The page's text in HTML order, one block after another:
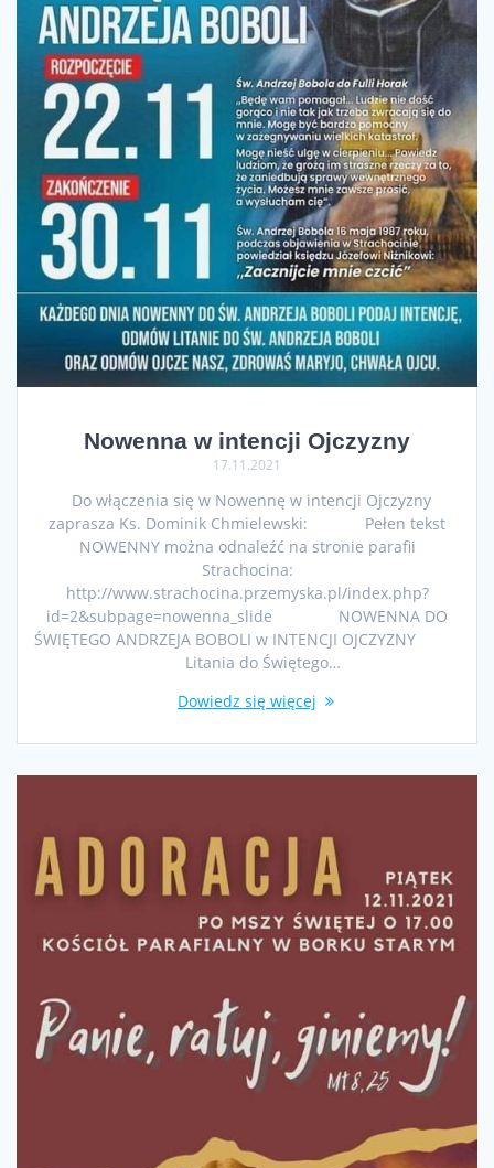
Nowenna w intencji Ojczyzny
17.11.2021
Do włączenia się w Nowennę w intencji Ojczyzny
zaprasza Ks. Dominik Chmielewski: Pełen tekst
NOWENNY można odnaleźć na stronie parafii
Strachocina:
http://www.strachocina.przemyska.pl/index.php?
id=2&subpage=nowenna_slide NOWENNA DO
ŚWIĘTEGO ANDRZEJA BOBOLI w INTENCJI OJCZYZNY
Litania do Świętego…
Dowiedz się więcej